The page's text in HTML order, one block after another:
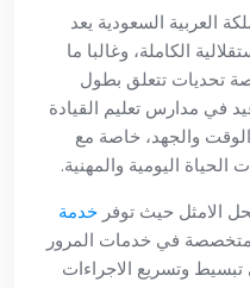
العربية السعودية يعد
الكاملة، وغالبا ما
تحديات تتعلق بطول
في مدارس تعليم القيادة
والجهد، خاصة مع
اليومية والمهنية.
الامثل حيث توفر خدمة
متخصصة في خدمات المرور
وتسريع الاجراءات